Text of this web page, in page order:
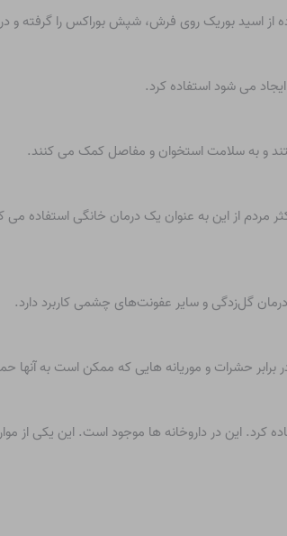
از اسید بوریک روی فرش، شپش بوراکس را گرفته و
می شود استفاده کرد.
و به سلامت استخوان و مفاصل کمک می کنند.
از این به عنوان یک درمان خانگی استفاده
گل‌زدگی و سایر عفونت‌های چشمی کاربرد دارد.
برابر حشرات و موریانه هایی که ممکن است به آنها
کرد. این در داروخانه ها موجود است. این یکی از